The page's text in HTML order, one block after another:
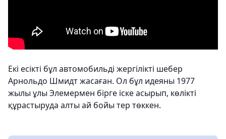
Екі есікті бұл автомобильді жергілікті шебер
Арнольдо Шмидт жасаған. Ол бұл идеяны 1977
жылы ұлы Элемермен бірге іске асырып, көлікті
құрастыруда алты ай бойы тер төккен.